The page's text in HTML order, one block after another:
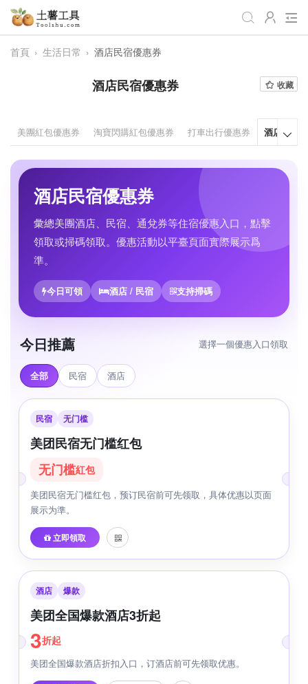
視頻處理
網站導航
首頁 › 生活日常 › 酒店民宿優惠券
酒店民宿優惠券 收藏
美團紅包優惠券 淘寶閃購紅包優惠券 打車出行優惠券 酒店民宿

酒店民宿優惠券
彙總美團酒店、民宿、通兌券等住宿優惠入口，點擊
領取或掃碼領取。優惠活動以平臺頁面實際展示爲
準。
今日可領 酒店 / 民宿 支持掃碼
今日推薦 選擇一個優惠入口領取
全部 民宿 酒店
民宿 无门槛
美团民宿无门槛红包
无门槛紅包
美团民宿无门槛红包，预订民宿前可先领取，具体优惠以页面
展示为準。
立即領取
酒店 爆款
美团全国爆款酒店3折起
3折起
美团全国爆款酒店折扣入口，订酒店前可先领取优惠。